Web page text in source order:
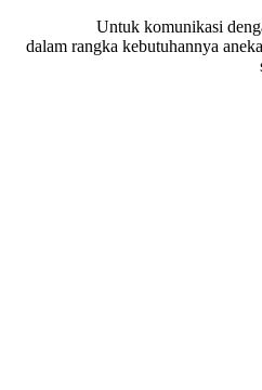
Untuk komunikasi
dalam rangka kebutuhannya